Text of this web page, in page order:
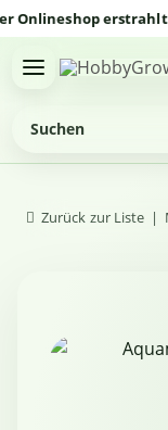
erstrahlt
Zurück zur Liste